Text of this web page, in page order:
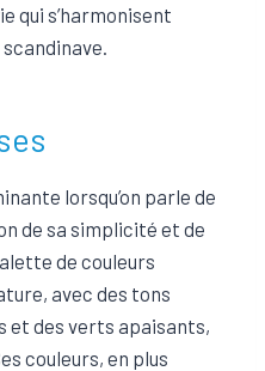
qui s’harmonisent
lorsqu’on parle de
de sa simplicité et de
de couleurs
avec des tons
et des verts apaisants,
couleurs, en plus